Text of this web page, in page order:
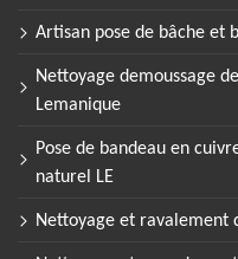
Artisan pose de bâche et
Nettoyage demoussage
Lemanique
Pose de bandeau en
naturel LE
Nettoyage et ravalement